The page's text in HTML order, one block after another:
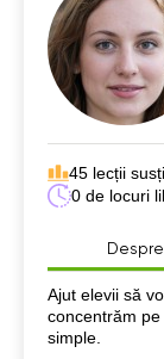
45 lecții
0 de locuri
Despre mine
Ajut elevii să
concentrăm
simple.